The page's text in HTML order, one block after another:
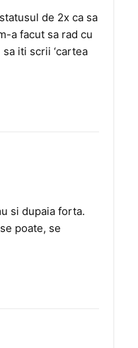
de 2x ca sa
a facut sa rad cu
iti scrii ‘cartea
si dupaia forta.
poate, se